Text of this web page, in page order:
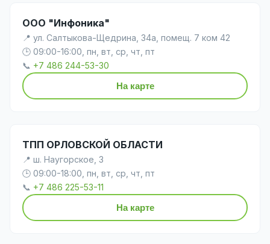
ООО "Инфоника"
📍 ул. Салтыкова-Щедрина, 34а, помещ. 7 ком 42
🕒 09:00-16:00, пн, вт, ср, чт, пт
📞 +7 486 244-53-30
На карте
ТПП ОРЛОВСКОЙ ОБЛАСТИ
📍 ш. Наугорское, 3
🕒 09:00-18:00, пн, вт, ср, чт, пт
📞 +7 486 225-53-11
На карте